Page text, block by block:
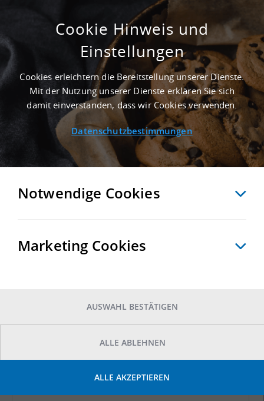
1.925 M² INDUSTRIEIMMOBILIE IN HERNE
AN DER AUTOBAHN A 42
Startseite Immobiliensuche Detailansicht
VERGLEICHEN EXPORT PDF
Prod.-/Lagerfläche
Cookie Hinweis und
Einstellungen
Cookies erleichtern die Bereitstellung unserer Dienste.
Mit der Nutzung unserer Dienste erklären Sie sich
damit einverstanden, dass wir Cookies verwenden.
Datenschutzbestimmungen
Notwendige Cookies
Marketing Cookies
AUSWAHL BESTÄTIGEN
ALLE ABLEHNEN
ALLE AKZEPTIEREN